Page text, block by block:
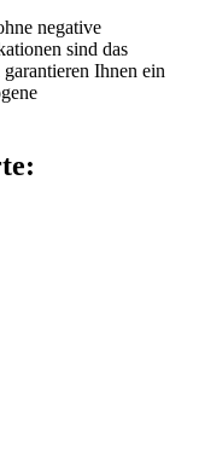
negative
sind das
Ihnen ein